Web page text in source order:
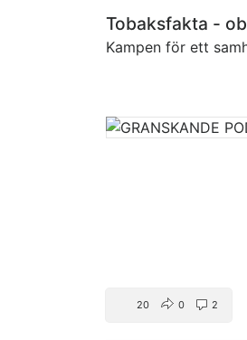
Tobaksfakta -
Kampen för ett
20 0 2